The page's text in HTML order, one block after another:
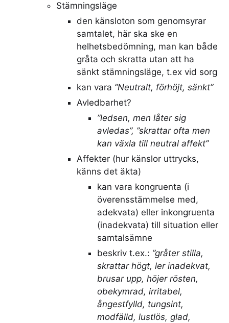
Stämningsläge
den känsloton som genomsyrar
samtalet, här ska ske en
helhetsbedömning, man kan både
gråta och skratta utan att ha
sänkt stämningsläge, t.ex vid sorg
kan vara ”Neutralt, förhöjt, sänkt”
Avledbarhet?
”ledsen, men låter sig
avledas”, ”skrattar ofta men
kan växla till neutral affekt”
Affekter (hur känslor uttrycks,
känns det äkta)
kan vara kongruenta (i
överensstämmelse med,
adekvata) eller inkongruenta
(inadekvata) till situation eller
samtalsämne
beskriv t.ex.: ”gråter stilla,
skrattar högt, ler inadekvat,
brusar upp, höjer rösten,
obekymrad, irritabel,
ångestfylld, tungsint,
modfälld, lustlös, glad,